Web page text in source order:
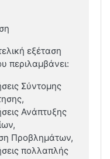
εξέταση
περιλαμβάνει:
Σύντομης
Ανάπτυξης
Προβλημάτων,
πολλαπλής